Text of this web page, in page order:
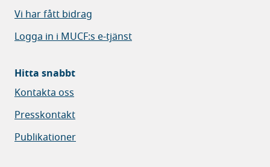
Vi har fått bidrag
Logga in i MUCF:s e-tjänst
Hitta snabbt
Kontakta oss
Presskontakt
Publikationer